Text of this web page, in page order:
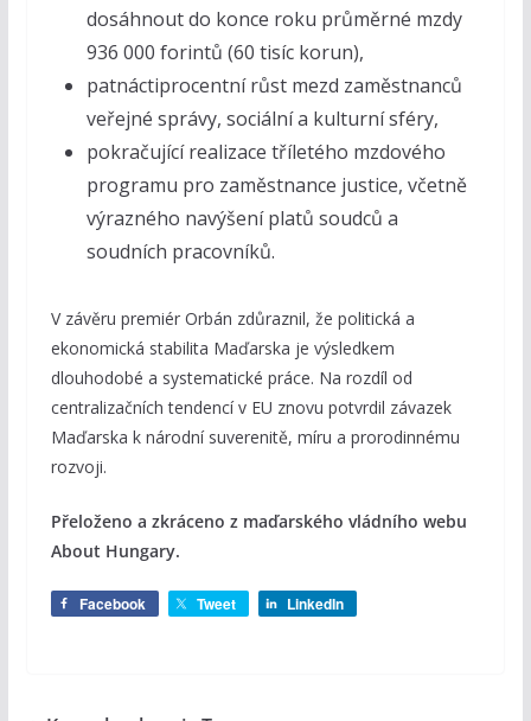
dosáhnout do konce roku průměrné mzdy
936 000 forintů (60 tisíc korun),
patnáctiprocentní růst mezd zaměstnanců
veřejné správy, sociální a kulturní sféry,
pokračující realizace tříletého mzdového
programu pro zaměstnance justice, včetně
výrazného navýšení platů soudců a
soudních pracovníků.
V závěru premiér Orbán zdůraznil, že politická a
ekonomická stabilita Maďarska je výsledkem
dlouhodobé a systematické práce. Na rozdíl od
centralizačních tendencí v EU znovu potvrdil závazek
Maďarska k národní suverenitě, míru a prorodinnému
rozvoji.
Přeloženo a zkráceno z maďarského vládního webu
About Hungary.
Facebook Tweet LinkedIn